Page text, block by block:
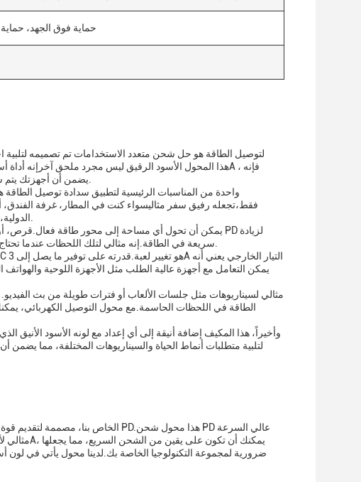
حماية فوق الجهد، حماية
يمكن التعامل مع أجهزة عالية الطلب مثل الأجهزة اللوحية
الطاقة في اللحظات الحاسمة.مع محول التوصيل الكهربائي،
وأخيراً، هذا المكيف إضافة أنيقة إلى أي إعداد مع لونه الأسود